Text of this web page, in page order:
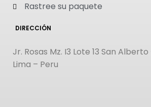
Rastree su paquete
DIRECCIÓN
Jr. Rosas Mz. I3 Lote 13 San Alberto
Lima – Peru